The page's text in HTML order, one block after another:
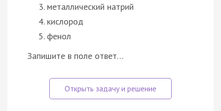
металлический натрий
кислород
фенол
Запишите в поле ответ…